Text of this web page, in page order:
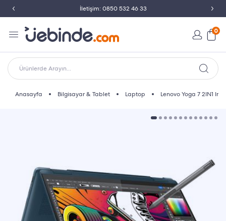
İletişim: 0850 532 46 33
0
Ürünlerde Arayın...
Anasayfa Bilgisayar & Tablet Laptop Lenovo Yoga 7 2IN1